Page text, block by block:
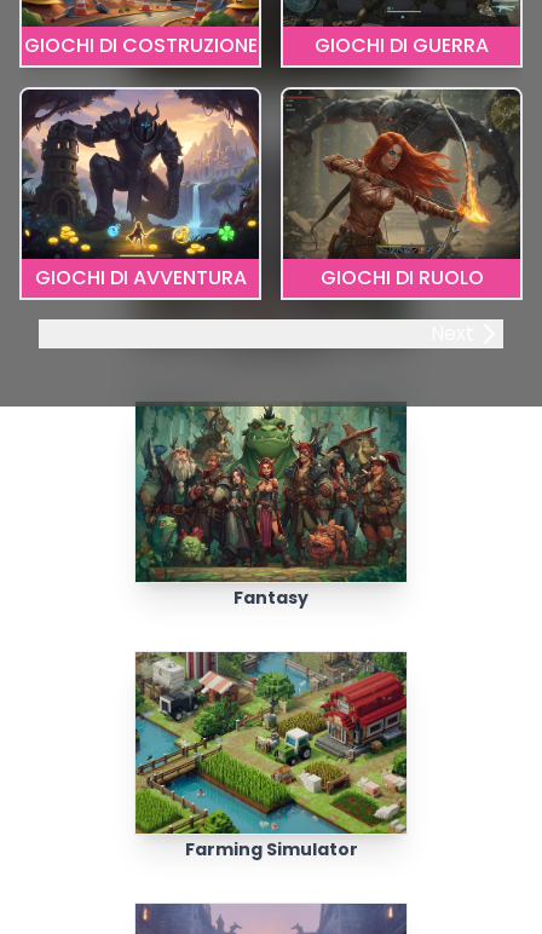
MMO
City Builder
Fantasy
Farming Simulator
GIOCHI DI COSTRUZIONE GIOCHI DI GUERRA
GIOCHI DI AVVENTURA
GIOCHI DI RUOLO